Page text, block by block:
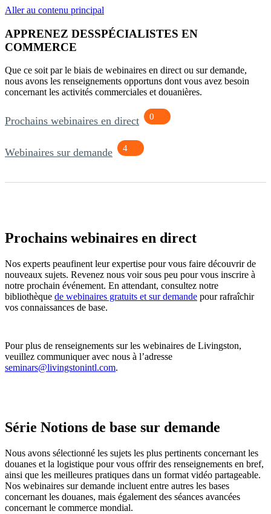
Aller au contenu principal
APPRENEZ DESSPÉCIALISTES EN
COMMERCE
Que ce soit par le biais de webinaires en direct ou sur demande,
nous avons les renseignements opportuns dont vous avez besoin
concernant les activités commerciales et douanières.
Prochains webinaires en direct 0
Webinaires sur demande 4
Prochains webinaires en direct
Nos experts peaufinent leur expertise pour vous faire découvrir de
nouveaux sujets. Revenez nous voir sous peu pour vous inscrire à
notre prochain événement. En attendant, consultez notre
bibliothèque de webinaires gratuits et sur demande pour rafraîchir
vos connaissances de base.
Pour plus de renseignements sur les webinaires de Livingston,
veuillez communiquer avec nous à l’adresse
seminars@livingstonintl.com.
Série Notions de base sur demande
Nous avons sélectionné les sujets les plus pertinents concernant les
douanes et la logistique pour vous offrir des renseignements en bref,
ainsi que les meilleures pratiques dans un format vidéo partageable.
Nos webinaires sur demande incluent entre autres les bases
concernant les douanes, mais également des séances avancées
concernant le commerce mondial.